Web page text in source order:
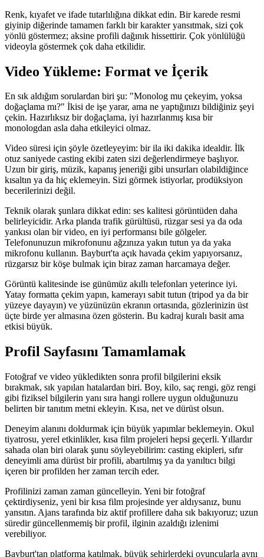
Renk, kıyafet ve ifade tutarlılığına dikkat edin. Bir karede resmi
giyinip diğerinde tamamen farklı bir karakter yansıtmak, sizi çok
yönlü göstermez; aksine profili dağınık hissettirir. Çok yönlülüğü
videoyla göstermek çok daha etkilidir.
Video Yükleme: Format ve İçerik
En sık aldığım sorulardan biri şu: "Monolog mu çekeyim, yoksa
doğaçlama mı?" İkisi de işe yarar, ama ne yaptığınızı bildiğiniz şeyi
çekin. Hazırlıksız bir doğaçlama, iyi hazırlanmış kısa bir
monologdan asla daha etkileyici olmaz.
Video süresi için şöyle özetleyeyim: bir ila iki dakika idealdir. İlk
otuz saniyede casting ekibi zaten sizi değerlendirmeye başlıyor.
Uzun bir giriş, müzik, kapanış jeneriği gibi unsurları olabildiğince
kısaltın ya da hiç eklemeyin. Sizi görmek istiyorlar, prodüksiyon
becerilerinizi değil.
Teknik olarak şunlara dikkat edin: ses kalitesi görüntüden daha
belirleyicidir. Arka planda trafik gürültüsü, rüzgar sesi ya da oda
yankısı olan bir video, en iyi performansı bile gölgeler.
Telefonunuzun mikrofonunu ağzınıza yakın tutun ya da yaka
mikrofonu kullanın. Bayburt'ta açık havada çekim yapıyorsanız,
rüzgarsız bir köşe bulmak için biraz zaman harcamaya değer.
Görüntü kalitesinde ise günümüz akıllı telefonları yeterince iyi.
Yatay formatta çekim yapın, kamerayı sabit tutun (tripod ya da bir
yüzeye dayayın) ve yüzünüzün ekranın ortasında, gözlerinizin üst
üçte birde yer almasına özen gösterin. Bu kadraj kuralı basit ama
etkisi büyük.
Profil Sayfasını Tamamlamak
Fotoğraf ve video yükledikten sonra profil bilgilerini eksik
bırakmak, sık yapılan hatalardan biri. Boy, kilo, saç rengi, göz rengi
gibi fiziksel bilgilerin yanı sıra hangi rollere uygun olduğunuzu
belirten bir tanıtım metni ekleyin. Kısa, net ve dürüst olsun.
Deneyim alanını doldurmak için büyük yapımlar beklemeyin. Okul
tiyatrosu, yerel etkinlikler, kısa film projeleri hepsi geçerli. Yıllardır
sahada olan biri olarak şunu söyleyebilirim: casting ekipleri, sıfır
deneyimli ama dürüst bir profili, abartılmış ya da yanıltıcı bilgi
içeren bir profilden her zaman tercih eder.
Profilinizi zaman zaman güncelleyin. Yeni bir fotoğraf
çektirdiyseniz, yeni bir kısa film projesinde yer aldıysanız, bunu
yansıtın. Ajans tarafında biz aktif profillere daha sık bakıyoruz; uzun
süredir güncellenmemiş bir profil, ilginin azaldığı izlenimi
verebiliyor.
Bayburt'tan platforma katılmak, büyük şehirlerdeki oyuncularla aynı